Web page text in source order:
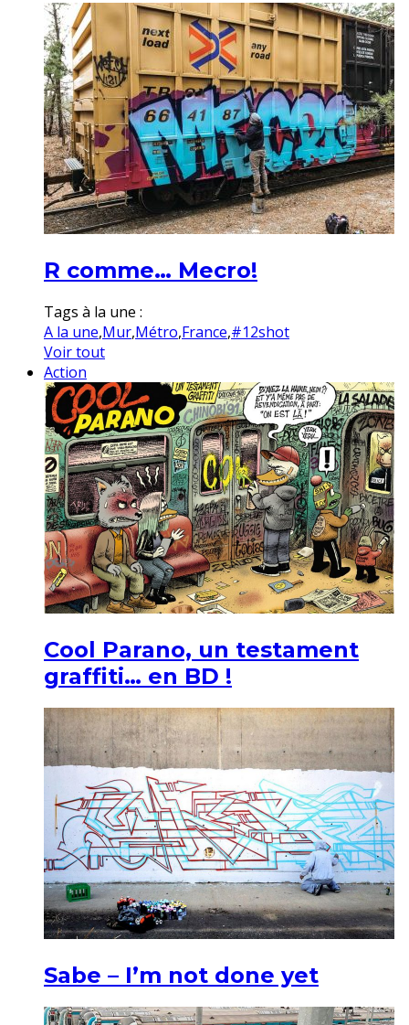
R comme… Mecro!
Tags à la une :
A la une,Mur,Métro,France,#12shot
Voir tout
Action
Cool Parano, un testament
graffiti… en BD !
Sabe – I’m not done yet